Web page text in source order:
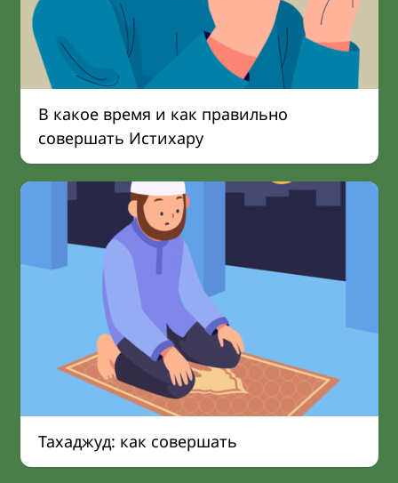
В какое время и как правильно
совершать Истихару
Тахаджуд: как совершать